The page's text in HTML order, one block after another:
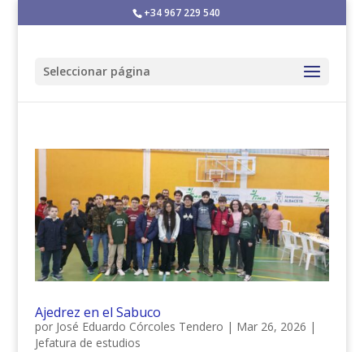
+34 967 229 540
Seleccionar página
Ajedrez en el Sabuco
por José Eduardo Córcoles Tendero | Mar 26, 2026 |
Jefatura de estudios